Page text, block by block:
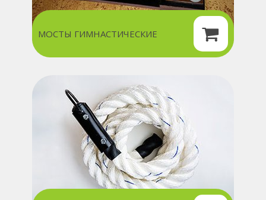
МОСТЫ ГИМНАСТИЧЕСКИЕ